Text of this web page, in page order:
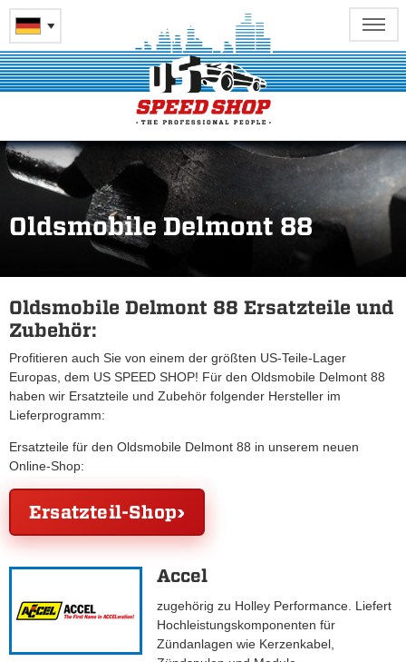
Oldsmobile Delmont 88
Oldsmobile Delmont 88 Ersatzteile und
Zubehör:
Profitieren auch Sie von einem der größten US-Teile-Lager
Europas, dem US SPEED SHOP! Für den Oldsmobile Delmont 88
haben wir Ersatzteile und Zubehör folgender Hersteller im
Lieferprogramm:
Ersatzteile für den Oldsmobile Delmont 88 in unserem neuen
Online-Shop:
Ersatzteil-Shop
Accel
zugehörig zu Holley Performance. Liefert
Hochleistungskomponenten für
Zündanlagen wie Kerzenkabel,